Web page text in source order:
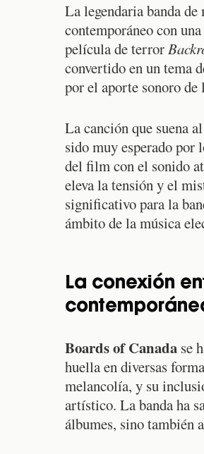
La legendaria banda
contemporáneo con
película de terror
convertido en un tema
por el aporte sonoro
La canción que suena
sido muy esperado por
del film con el sonido
eleva la tensión y el
significativo para la
ámbito de la música
La conexión
Boards of Canada se
huella en diversas
melancolía, y su
artístico. La banda ha
álbumes, sino también